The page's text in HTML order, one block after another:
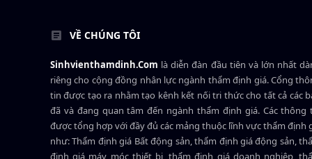
VỀ CHÚNG TÔI
Sinhvienthamdinh.Com là diễn đàn đầu tiên và lớn nhất
riêng cho cộng đồng nhân lực ngành thẩm định giá. Cổng
tin được tạo ra nhằm tạo kênh kết nối tri thức cho tất cả các
đã và đang quan tâm đến ngành thẩm định giá. Các thông
được tổng hợp với đầy đủ các mảng thuộc lĩnh vực thẩm định
như: Thẩm định giá Bất động sản, thẩm định giá động sản,
định giá máy móc thiết bị, thẩm định giá doanh nghiệp,